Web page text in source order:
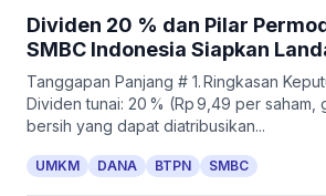
Dividen 20 % dan Pilar
SMBC Indonesia Siapkan
Tanggapan Panjang # 1. Ringkasan
Dividen tunai: 20 % (Rp 9,49 per saham,
bersih yang dapat diatribusikan...
UMKM DANA BTPN SMBC